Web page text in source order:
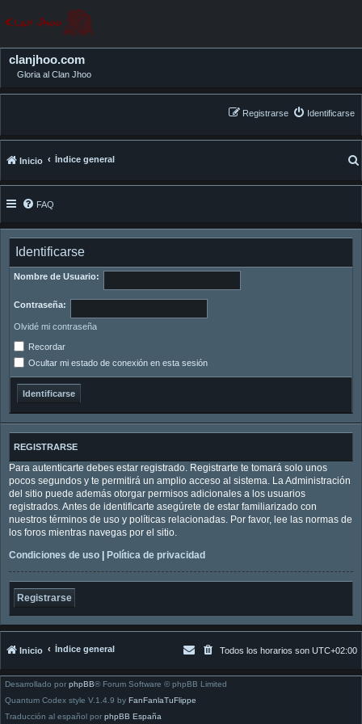
clanjhoo.com
Gloria al Clan Jhoo
Identificarse
Registrarse
Inicio Índice general
FAQ
Identificarse
Nombre de Usuario:
Contraseña:
Olvidé mi contraseña
Recordar
Ocultar mi estado de conexión en esta sesión
REGISTRARSE
Para autenticarte debes estar registrado. Registrarte te tomará solo unos
pocos segundos y te permitirá un amplio acceso al sistema. La Administración
del sitio puede además otorgar permisos adicionales a los usuarios
registrados. Antes de identificarte asegúrete de estar familiarizado con
nuestros términos de uso y políticas relacionadas. Por favor, lee las normas de
los foros mientras navegas por el sitio.
Condiciones de uso
Política de privacidad
Registrarse
Inicio Índice general Todos los horarios son UTC+02:00
Desarrollado por phpBB® Forum Software © phpBB Limited
Quantum Codex style V.1.4.9 by FanFanlaTuFlippe
Traducción al español por phpBB España